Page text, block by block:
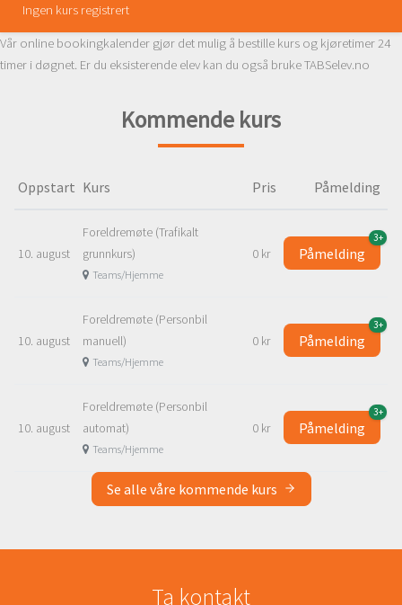
Ingen kurs registrert
Vår online bookingkalender gjør det mulig å bestille kurs og kjøretimer 24
timer i døgnet. Er du eksisterende elev kan du også bruke TABSelev.no
Kommende kurs
Oppstart Kurs Pris Påmelding
10. august
Foreldremøte (Trafikalt
grunnkurs)
Teams/Hjemme
0 kr Påmelding
3+
10. august
Foreldremøte (Personbil
manuell)
Teams/Hjemme
0 kr Påmelding
3+
10. august
Foreldremøte (Personbil
automat)
Teams/Hjemme
0 kr Påmelding
3+
Se alle våre kommende kurs
Ta kontakt